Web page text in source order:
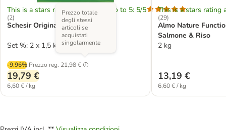
This is a stars rating area from zero to 5: 5/5
(2)
Schesir Original con Agnello
Set %: 2 x 1,5 kg
-9.96% Prezzo reg. 21,98 €
Prezzo totale
degli stessi
articoli se
acquistati
singolarmente
19,79 €
6,60 € / kg
This is a stars rating
(29)
Almo Nature
Salmone & Riso
2 kg
13,19 €
6,60 € / kg